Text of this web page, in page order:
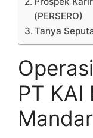
(PERSERO)
Tanya
PT KAI
Mandar